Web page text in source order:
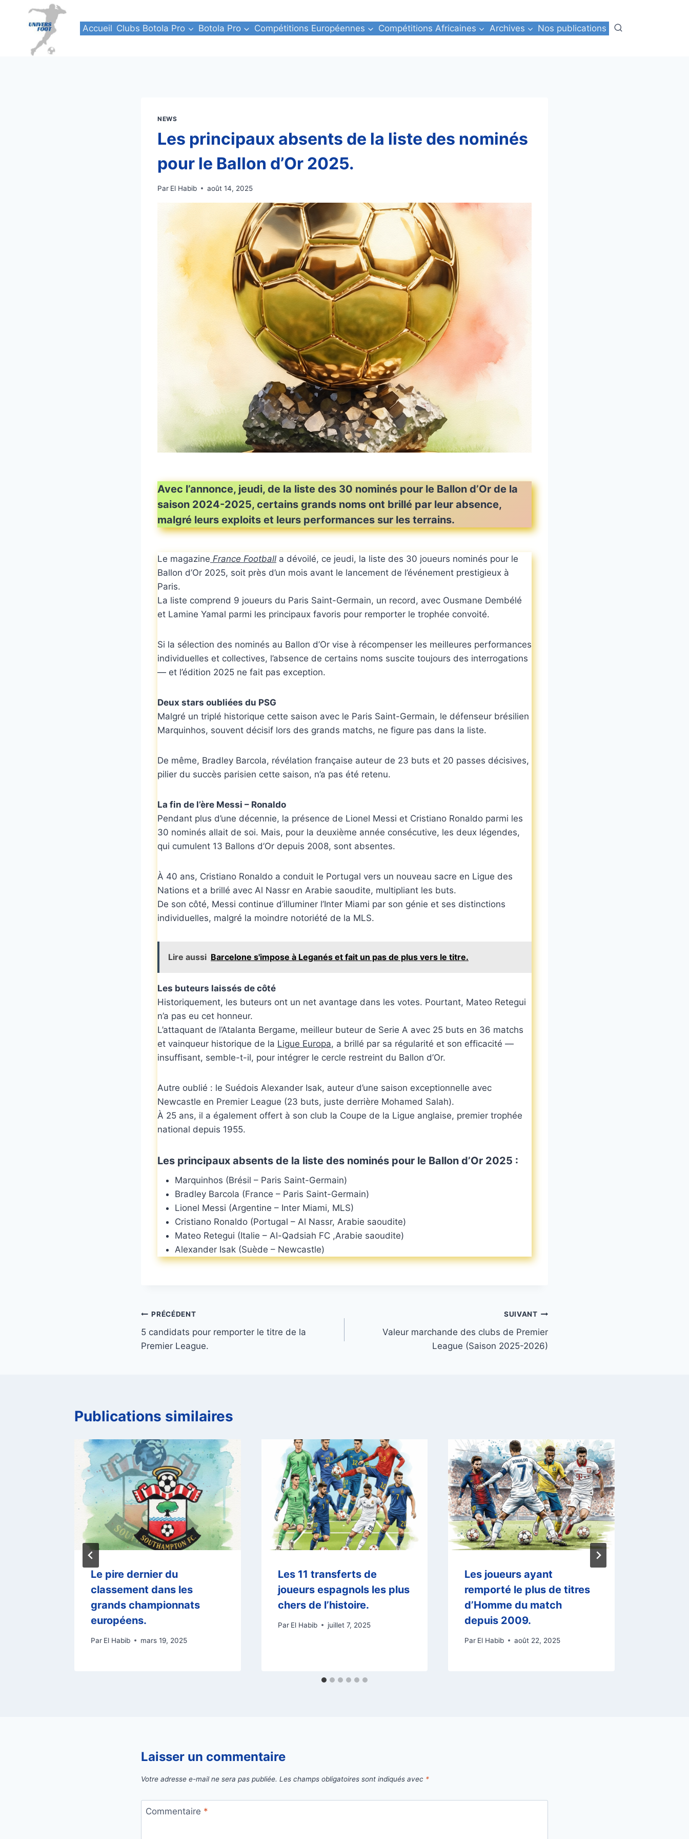
Accueil Clubs Botola Pro Botola Pro Compétitions Européennes Compétitions Africaines Archives Nos publications
NEWS
Les principaux absents de la liste des nominés
pour le Ballon d’Or 2025.
Par El Habib août 14, 2025
Avec l’annonce, jeudi, de la liste des 30 nominés pour le Ballon d’Or de la
saison 2024-2025, certains grands noms ont brillé par leur absence,
malgré leurs exploits et leurs performances sur les terrains.
Le magazine France Football a dévoilé, ce jeudi, la liste des 30 joueurs nominés pour le
Ballon d’Or 2025, soit près d’un mois avant le lancement de l’événement prestigieux à
Paris.
La liste comprend 9 joueurs du Paris Saint-Germain, un record, avec Ousmane Dembélé
et Lamine Yamal parmi les principaux favoris pour remporter le trophée convoité.
Si la sélection des nominés au Ballon d’Or vise à récompenser les meilleures performances
individuelles et collectives, l’absence de certains noms suscite toujours des interrogations
— et l’édition 2025 ne fait pas exception.
Deux stars oubliées du PSG
Malgré un triplé historique cette saison avec le Paris Saint-Germain, le défenseur brésilien
Marquinhos, souvent décisif lors des grands matchs, ne figure pas dans la liste.
De même, Bradley Barcola, révélation française auteur de 23 buts et 20 passes décisives,
pilier du succès parisien cette saison, n’a pas été retenu.
La fin de l’ère Messi – Ronaldo
Pendant plus d’une décennie, la présence de Lionel Messi et Cristiano Ronaldo parmi les
30 nominés allait de soi. Mais, pour la deuxième année consécutive, les deux légendes,
qui cumulent 13 Ballons d’Or depuis 2008, sont absentes.
À 40 ans, Cristiano Ronaldo a conduit le Portugal vers un nouveau sacre en Ligue des
Nations et a brillé avec Al Nassr en Arabie saoudite, multipliant les buts.
De son côté, Messi continue d’illuminer l’Inter Miami par son génie et ses distinctions
individuelles, malgré la moindre notoriété de la MLS.
Lire aussi Barcelone s'impose à Leganés et fait un pas de plus vers le titre.
Les buteurs laissés de côté
Historiquement, les buteurs ont un net avantage dans les votes. Pourtant, Mateo Retegui
n’a pas eu cet honneur.
L’attaquant de l’Atalanta Bergame, meilleur buteur de Serie A avec 25 buts en 36 matchs
et vainqueur historique de la Ligue Europa, a brillé par sa régularité et son efficacité —
insuffisant, semble-t-il, pour intégrer le cercle restreint du Ballon d’Or.
Autre oublié : le Suédois Alexander Isak, auteur d’une saison exceptionnelle avec
Newcastle en Premier League (23 buts, juste derrière Mohamed Salah).
À 25 ans, il a également offert à son club la Coupe de la Ligue anglaise, premier trophée
national depuis 1955.
Les principaux absents de la liste des nominés pour le Ballon d’Or 2025 :
Marquinhos (Brésil – Paris Saint-Germain)
Bradley Barcola (France – Paris Saint-Germain)
Lionel Messi (Argentine – Inter Miami, MLS)
Cristiano Ronaldo (Portugal – Al Nassr, Arabie saoudite)
Mateo Retegui (Italie – Al-Qadsiah FC ,Arabie saoudite)
Alexander Isak (Suède – Newcastle)
Navigation
de
PRÉCÉDENT
5 candidats pour remporter le titre de la
Premier League.
SUIVANT
Valeur marchande des clubs de Premier
League (Saison 2025-2026)
Publications similaires
Le pire dernier du
classement dans les
grands championnats
européens.
Par El Habib mars 19, 2025
Les 11 transferts de
joueurs espagnols les plus
chers de l’histoire.
Par El Habib juillet 7, 2025
Les joueurs ayant
remporté le plus de titres
d’Homme du match
depuis 2009.
Par El Habib août 22, 2025
Laisser un commentaire
Votre adresse e-mail ne sera pas publiée. Les champs obligatoires sont indiqués avec *
Commentaire *